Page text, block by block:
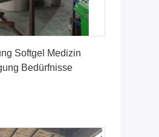
Softgel Medizin
Bedürfnisse